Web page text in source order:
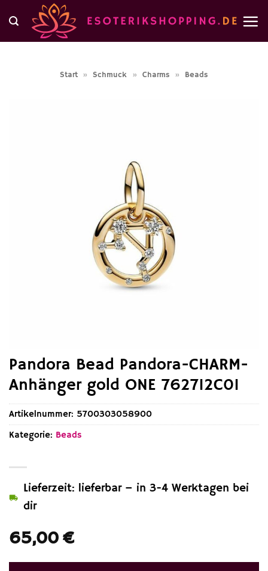
Inhalt
springen
Start » Schmuck » Charms » Beads
Pandora Bead Pandora-CHARM-
Anhänger gold ONE 762712C01
65,00€
Lieferzeit: lieferbar – in 3-4 Werktagen bei
dir
Artikelnummer: 5700303058900
Kategorie: Beads